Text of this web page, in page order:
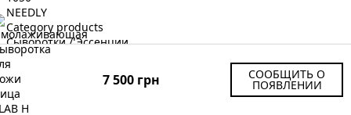
7 500 грн СООБЩИТЬ О
ПОЯВЛЕНИИ
NEEDLY
Category products
Сыворотки / Эссенции
NEEDLY